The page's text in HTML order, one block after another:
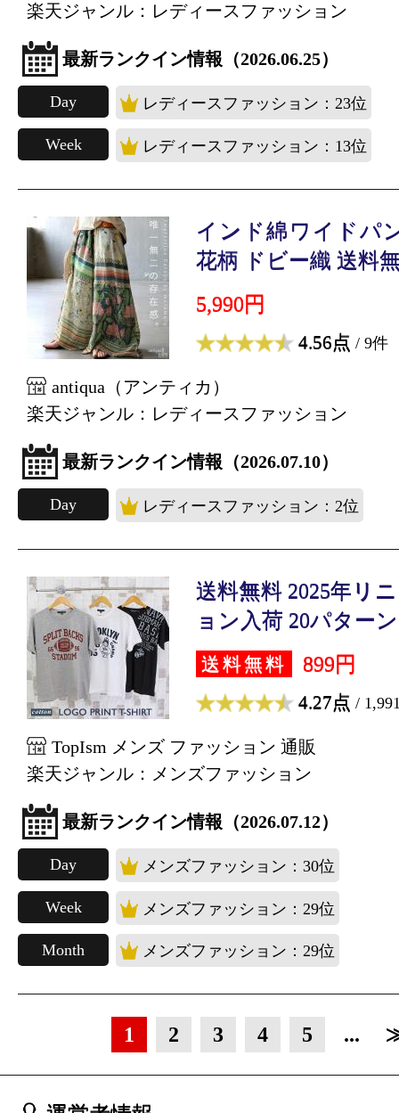
楽天ジャンル：レディースファッション
最新ランクイン情報（2026.06.25）
Day レディースファッション：23位
Week レディースファッション：13位
インド綿ワイドパ
花柄 ドビー織 送料
5,990円
4.56点 / 9件
antiqua（アンティカ）
楽天ジャンル：レディースファッション
最新ランクイン情報（2026.07.10）
Day レディースファッション：2位
送料無料 2025年リ
ョン入荷 20パター
送料無料 899円
4.27点 /
TopIsm メンズ ファッション 通販
楽天ジャンル：メンズファッション
最新ランクイン情報（2026.07.12）
Day メンズファッション：30位
Week メンズファッション：29位
Month メンズファッション：29位
1 2 3 4 5 ...